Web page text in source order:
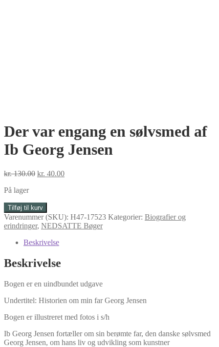
Der var engang en sølvsmed af
Ib Georg Jensen
kr.130.00 Den
kr. 130.00.
kr. 40.00Den
På lager
Der
var
engang
sølvsmed
Ib
Georg
antal
Tilføj til kurv
Varenummer (SKU): H47-17523 Kategorier: Biografier og
erindringer, NEDSATTE Bøger
Beskrivelse
Beskrivelse
Bogen er en uindbundet udgave
Undertitel: Historien om min far Georg Jensen
Bogen er illustreret med fotos i s/h
Ib Georg Jensen fortæller om sin berømte far, den danske sølvsmed
Georg Jensen, om hans liv og udvikling som kunstner